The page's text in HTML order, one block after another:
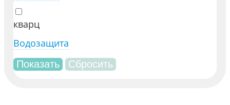
кварц
Водозащита